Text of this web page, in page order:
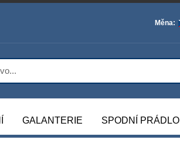
Měna:
GALANTERIE SPODNÍ PRÁDLO